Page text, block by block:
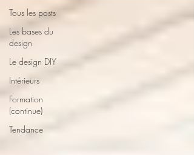
Tous les posts
Les bases du
design
Le design DIY
Intérieurs
Formation
(continue)
Tendance